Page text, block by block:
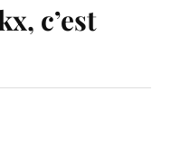
c’est